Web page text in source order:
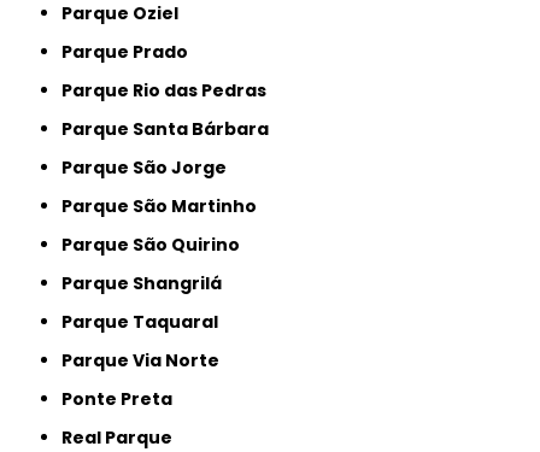
Parque Oziel
Parque Prado
Parque Rio das Pedras
Parque Santa Bárbara
Parque São Jorge
Parque São Martinho
Parque São Quirino
Parque Shangrilá
Parque Taquaral
Parque Via Norte
Ponte Preta
Real Parque